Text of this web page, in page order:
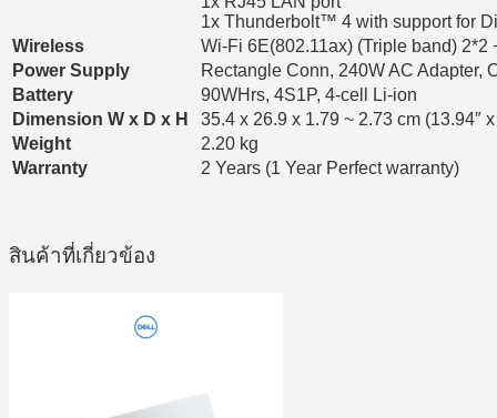
1x Thunderbolt™ 4 with support for
Wireless
Wi-Fi 6E(802.11ax) (Triple band)
Power Supply
Rectangle Conn, 240W AC Adapter,
Battery
90WHrs, 4S1P, 4-cell Li-ion
Dimension W x D x H
35.4 x 26.9 x 1.79 ~ 2.73 cm (13.94″
Weight
2.20 kg
Warranty
2 Years (1 Year Perfect warranty)
สินค้าที่เกี่ยวข้อง